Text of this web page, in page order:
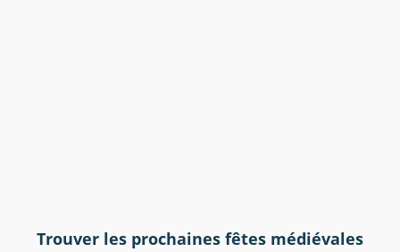
Trouver les prochaines fêtes médiévales